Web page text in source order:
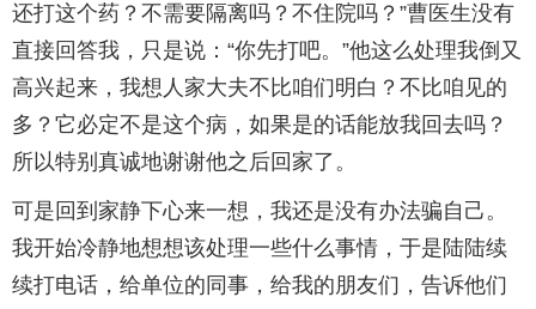
还打这个药？不需要隔离吗？不住院吗？”曹医生没有
直接回答我，只是说：“你先打吧。”他这么处理我倒又
高兴起来，我想人家大夫不比咱们明白？不比咱见的
多？它必定不是这个病，如果是的话能放我回去吗？
所以特别真诚地谢谢他之后回家了。
可是回到家静下心来一想，我还是没有办法骗自己。
我开始冷静地想想该处理一些什么事情，于是陆陆续
续打电话，给单位的同事，给我的朋友们，告诉他们